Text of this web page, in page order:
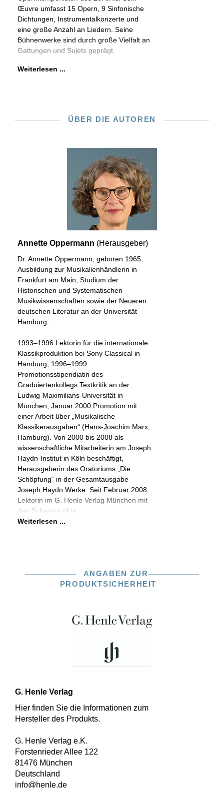
Œuvre umfasst 15 Opern, 9 Sinfonische
Dichtungen, Instrumentalkonzerte und
eine große Anzahl an Liedern. Seine
Bühnenwerke sind durch große Vielfalt an
Gattungen und Sujets geprägt.
Weiterlesen ...
ÜBER DIE AUTOREN
Annette Oppermann (Herausgeber)
Dr. Annette Oppermann, geboren 1965,
Ausbildung zur Musikalienhändlerin in
Frankfurt am Main, Studium der
Historischen und Systematischen
Musikwissenschaften sowie der Neueren
deutschen Literatur an der Universität
Hamburg.
1993–1996 Lektorin für die internationale
Klassikproduktion bei Sony Classical in
Hamburg; 1996–1999
Promotionsstipendiatin des
Graduiertenkollegs Textkritik an der
Ludwig-Maximilians-Universität in
München, Januar 2000 Promotion mit
einer Arbeit über „Musikalische
Klassikerausgaben“ (Hans-Joachim Marx,
Hamburg). Von 2000 bis 2008 als
wissenschaftliche Mitarbeiterin am Joseph
Haydn-Institut in Köln beschäftigt,
Herausgeberin des Oratoriums „Die
Schöpfung“ in der Gesamtausgabe
Joseph Haydn Werke. Seit Februar 2008
Lektorin im G. Henle Verlag München mit
den Schwerpunkte
Weiterlesen ...
ANGABEN ZUR
PRODUKTSICHERHEIT
G. Henle Verlag
Hier finden Sie die Informationen zum
Hersteller des Produkts.
G. Henle Verlag e.K.
Forstenrieder Allee 122
81476 München
Deutschland
info@henle.de